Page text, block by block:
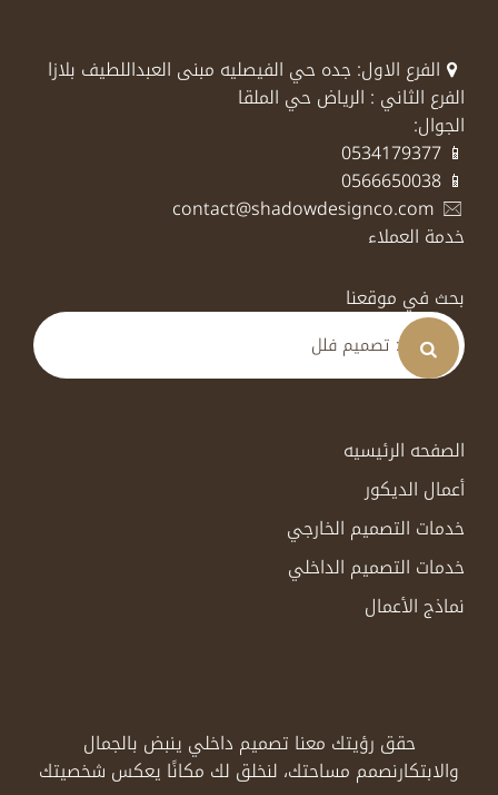
الفرع الاول: جده حي الفيصليه مبنى العبداللطيف بلازا
الفرع الثاني : الرياض حي الملقا
الجوال:
📱 0534179377
📱 0566650038
خدمة العملاء
بحث في موقعنا
الصفحه الرئيسيه
أعمال الديكور
خدمات التصميم الخارجي
خدمات التصميم الداخلي
نماذج الأعمال
حقق رؤيتك معنا تصميم داخلي ينبض بالجمال
والابتكارنصمم مساحتك، لنخلق لك مكانًا يعكس شخصيتك